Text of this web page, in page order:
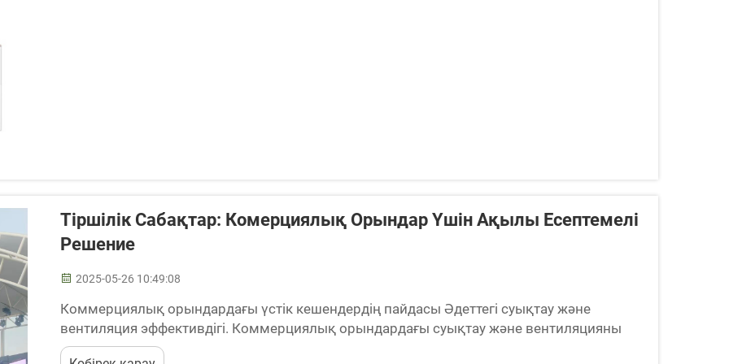
Тіршілік Сабақтар: Комерциялық Орындар Үшін Ақылы Есептемелі
Решение
2025-05-26 10:49:08
Коммерциялық орындардағы үстік кешендердің пайдасы Әдеттегі суықтау және
вентиляция эффективдігі. Коммерциялық орындардағы суықтау және вентиляцияны
жақсарту үшін үстік кешендер маңызды. Бұл кешендер әдеттегі түрде суықтауға